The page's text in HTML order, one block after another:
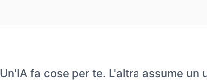
Un'IA fa cose per te. L'altra assume un